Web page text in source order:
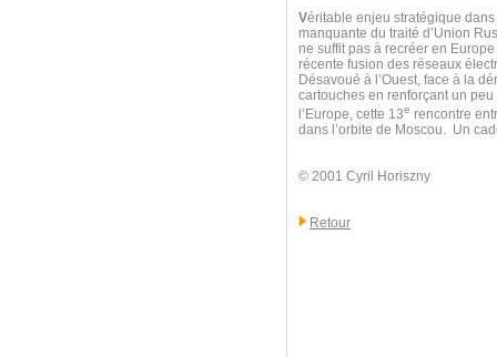
Véritable enjeu stratégique
manquante du traité d’Union
ne suffit pas à recréer en
récente fusion des réseaux
Désavoué à l’Ouest, face à la
cartouches en renforçant un
l’Europe, cette 13e rencontre
dans l’orbite de Moscou. Un
© 2001 Cyril Horiszny
Retour